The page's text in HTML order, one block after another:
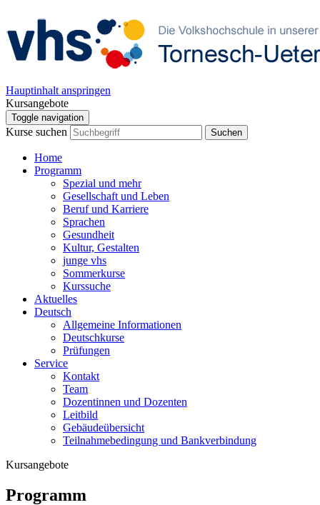
Hauptinhalt anspringen
Kursangebote
Toggle navigation
Kurse suchen Suchen
Home
Programm
Spezial und mehr
Gesellschaft und Leben
Beruf und Karriere
Sprachen
Gesundheit
Kultur, Gestalten
junge vhs
Sommerkurse
Kurssuche
Aktuelles
Deutsch
Allgemeine Informationen
Deutschkurse
Prüfungen
Service
Kontakt
Team
Dozentinnen und Dozenten
Leitbild
Gebäudeübersicht
Teilnahmebedingung und Bankverbindung
Kursangebote
Programm